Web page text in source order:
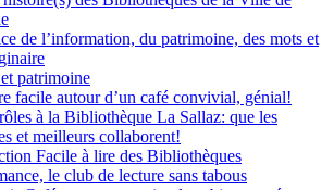
de l’information, du patrimoine, des mots et
patrimoine
facile autour d’un café convivial, génial!
à la Bibliothèque La Sallaz: que les
et meilleurs collaborent!
Facile à lire des Bibliothèques
le club de lecture sans tabous